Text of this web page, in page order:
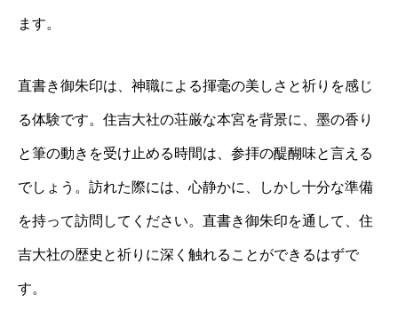
ます。
直書き御朱印は、神職による揮毫の美しさと祈りを感じ
る体験です。住吉大社の荘厳な本宮を背景に、墨の香り
と筆の動きを受け止める時間は、参拝の醍醐味と言える
でしょう。訪れた際には、心静かに、しかし十分な準備
を持って訪問してください。直書き御朱印を通して、住
吉大社の歴史と祈りに深く触れることができるはずで
す。